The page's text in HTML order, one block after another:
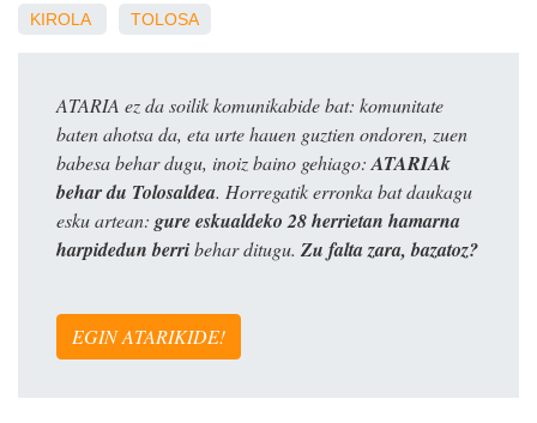
KIROLA TOLOSA
ATARIA ez da soilik komunikabide bat: komunitate
baten ahotsa da, eta urte hauen guztien ondoren, zuen
babesa behar dugu, inoiz baino gehiago: ATARIAk
behar du Tolosaldea. Horregatik erronka bat daukagu
esku artean: gure eskualdeko 28 herrietan hamarna
harpidedun berribehar ditugu. Zu falta zara, bazatoz?
EGIN ATARIKIDE!